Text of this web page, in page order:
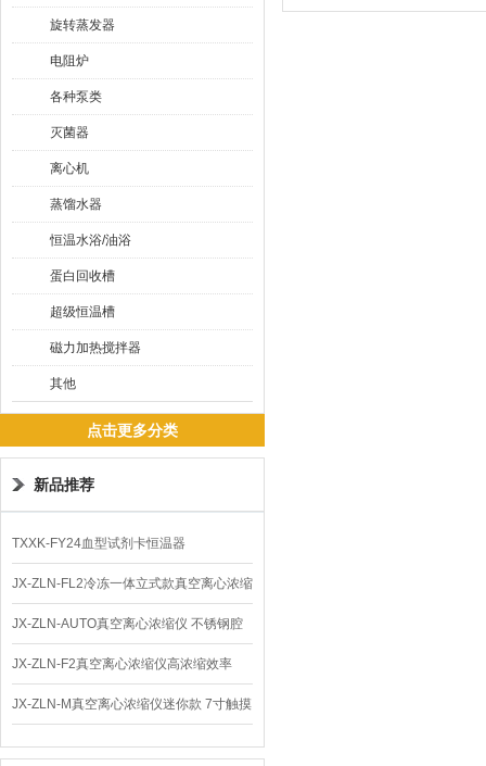
旋转蒸发器
电阻炉
各种泵类
灭菌器
离心机
蒸馏水器
恒温水浴/油浴
蛋白回收槽
超级恒温槽
磁力加热搅拌器
其他
点击更多分类
新品推荐
TXXK-FY24血型试剂卡恒温器
JX-ZLN-FL2冷冻一体立式款真空离心浓缩
仪 低温功能
JX-ZLN-AUTO真空离心浓缩仪 不锈钢腔
体
JX-ZLN-F2真空离心浓缩仪高浓缩效率
JX-ZLN-M真空离心浓缩仪迷你款 7寸触摸
屏